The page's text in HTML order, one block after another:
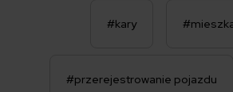
#kary
#przerejestrowanie pojazdu